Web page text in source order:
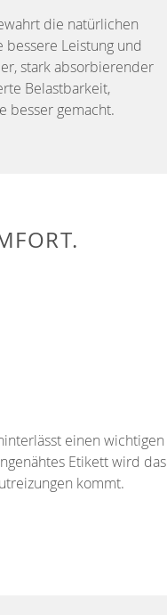
die natürlichen
Leistung und
stark absorbierender
Belastbarkeit,
besser gemacht.
einen wichtigen
Etikett wird das
kommt.